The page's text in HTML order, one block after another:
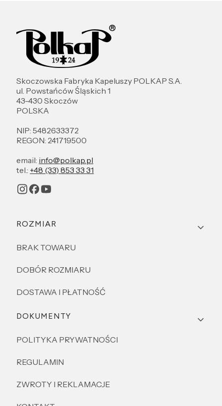
Skoczowska Fabryka Kapeluszy POLKAP S.A.
ul. Powstańców Śląskich 1
43-430 Skoczów
POLSKA
NIP: 5482633372
REGON: 241719500
email: info@polkap.pl
tel.: +48 (33) 853 33 31
Linki w stopce
ROZMIAR
BRAK TOWARU
DOBÓR ROZMIARU
DOSTAWA I PŁATNOŚĆ
DOKUMENTY
POLITYKA PRYWATNOŚCI
REGULAMIN
ZWROTY I REKLAMACJE